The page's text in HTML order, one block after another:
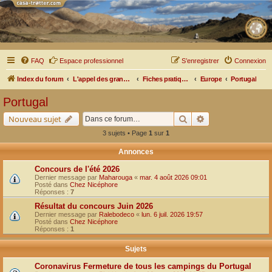
FAQ Espace professionnel Connexion
S’enregistrer
Index du forum L'appel des grands espaces Fiches pratiques par pays, pistes et bivouacs Europe Portugal
Portugal
Nouveau sujet Rechercher
3 sujets • Page 1 sur 1
Annonces
Concours de l'été 2026
Dernier message par Maharouga « mar. 4 août 2026 09:01
Posté dans Chez Nicéphore
Réponses : 7
Résultat du concours Juin 2026
Dernier message par Ralebodeco « lun. 6 juil. 2026 19:57
Posté dans Chez Nicéphore
Réponses : 1
Sujets
Coronavirus Fermeture de tous les campings du Portugal